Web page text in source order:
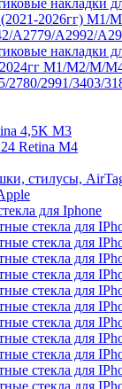
2026гг) M1/
A2779/A2992/
накладки
M1/M2/M/
2780/2991/3403/
4,5K M3
Retina M4
стилусы,
для Iphone
стекла для
стекла для
стекла для
стекла для
стекла для
стекла для
стекла для
стекла для
стекла для
стекла для
стекла для